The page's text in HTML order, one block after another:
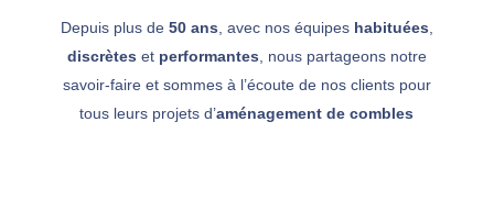
Depuis plus de 50 ans , avec nos équipes habituées
discrètes et performantes , nous partageons notre
savoir-faire et sommes à l’écoute de nos clients pour
tous leurs projets d’aménagement de combles